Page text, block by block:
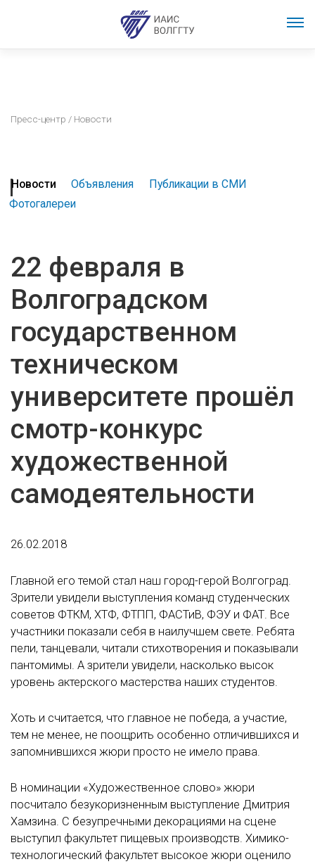
Пресс-центр / Новости
Новости Объявления
Публикации в СМИ
Фотогалереи
22 февраля в
Волгоградском
государственном
техническом
университете прошёл
смотр-конкурс
художественной
самодеятельности
26.02.2018
Главной его темой стал наш город-герой Волгоград.
Зрители увидели выступления команд студенческих
советов ФТКМ, ХТФ, ФТПП, ФАСТиВ, ФЭУ и ФАТ. Все
участники показали себя в наилучшем свете. Ребята
пели, танцевали, читали стихотворения и показывали
пантомимы. А зрители увидели, насколько высок
уровень актерского мастерства наших студентов.
Хоть и считается, что главное не победа, а участие,
тем не менее, не поощрить особенно отличившихся и
запомнившихся жюри просто не имело права.
В номинации «Художественное слово» жюри
посчитало безукоризненным выступление Дмитрия
Хамзина. С безупречными декорациями на сцене
выступил факультет пищевых производств. Химико-
технологический факультет высокое жюри оценило